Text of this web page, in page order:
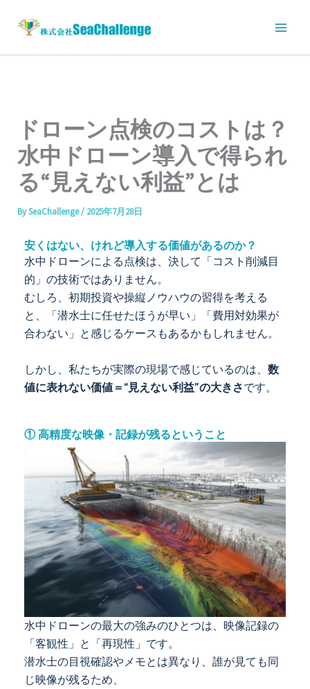
ドローン点検のコストは？
水中ドローン導入で得られ
る“見えない利益”とは
BySeaChallenge/ 2025年7月28日
安くはない、けれど導入する価値があるのか？
水中ドローンによる点検は、決して「コスト削減目
的」の技術ではありません。
むしろ、初期投資や操縦ノウハウの習得を考える
と、「潜水士に任せたほうが早い」「費用対効果が
合わない」と感じるケースもあるかもしれません。
しかし、私たちが実際の現場で感じているのは、 数
値に表れない価値＝“見えない利益”の大きさです。
① 高精度な映像・記録が残るということ
水中ドローンの最大の強みのひとつは、映像記録の
「客観性」と「再現性」です。
潜水士の目視確認やメモとは異なり、誰が見ても同
じ映像が残るため、